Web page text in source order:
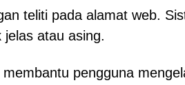
teliti pada alamat web.
atau asing.
pengguna